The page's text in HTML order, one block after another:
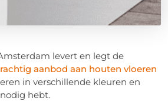
levert en legt de
aanbod aan houten vloeren
in verschillende kleuren en
hebt.